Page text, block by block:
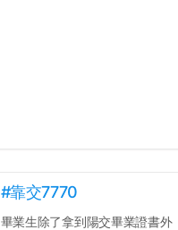
#靠交7770
畢業生除了拿到陽交畢業證書外